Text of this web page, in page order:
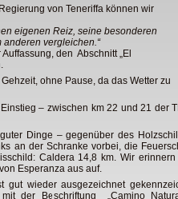
von Teneriffa können wir
eigenen Reiz, seine besonderen
anderen vergleichen.“
den Abschnitt „El
ohne Pause, da das Wetter zu
– zwischen km 22 und 21 der
Dinge – gegenüber des
an der Schranke vorbei, die
Caldera 14,8 km. Wir
Esperanza aus auf.
gut wieder ausgezeichnet
mit der Beschriftung „Camino